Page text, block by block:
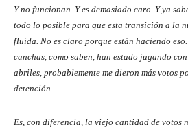
Y no funcionan. Y es demasiado caro. Y ya
todo lo posible para que esta transición a la
fluida. No es claro porque están haciendo
canchas, como saben, han estado jugando
abriles, probablemente me dieron más votos
detención.
Es, con diferencia, la viejo cantidad de votos